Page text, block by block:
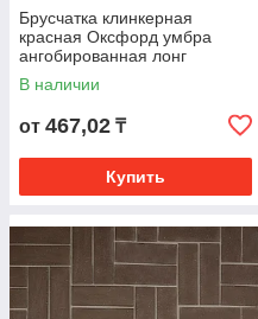
Брусчатка клинкерная
красная Оксфорд умбра
ангобированная лонг
В наличии
от 467,02 ₸
Купить